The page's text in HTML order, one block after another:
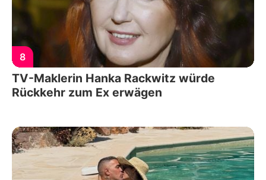
8
TV-Maklerin Hanka Rackwitz würde
Rückkehr zum Ex erwägen